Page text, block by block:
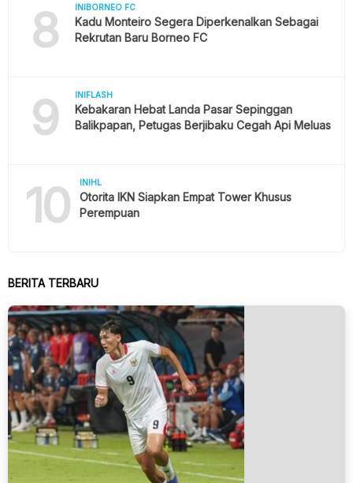
8 INIBORNEO FC
Kadu Monteiro Segera Diperkenalkan Sebagai
Rekrutan Baru Borneo FC
9 INIFLASH
Kebakaran Hebat Landa Pasar Sepinggan
Balikpapan, Petugas Berjibaku Cegah Api Meluas
10 INIHL
Otorita IKN Siapkan Empat Tower Khusus
Perempuan
BERITA TERBARU